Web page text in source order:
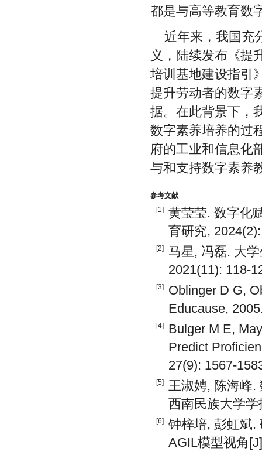
都是与高等教育数
近年来，我国充
义，陆续发布《提
培训基地建设指引
提升劳动者的数字
据。在此背景下，
数字素养培养的过
府的工业和信息化
与和支持数字素养
参考文献
[1]
黄莹莹. 数字化
育研究,
[2]
马星, 冯磊. 大
2021(11): 118-
[3]
Oblinger D G,
Educause,
[4]
Bulger M E,
Predict
27(9): 1567-
[5]
王淑娉, 陈海峰.
西南民族大学
[6]
钟梓培, 彭虹斌
AGIL模型视角